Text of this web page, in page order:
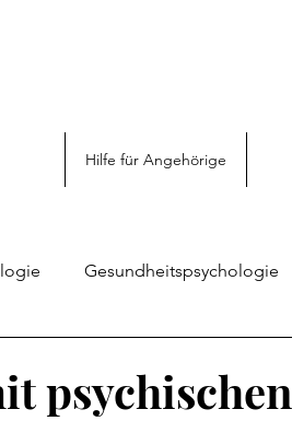
Hilfe für Angehörige
Gesundheitspsychologie
psychischen